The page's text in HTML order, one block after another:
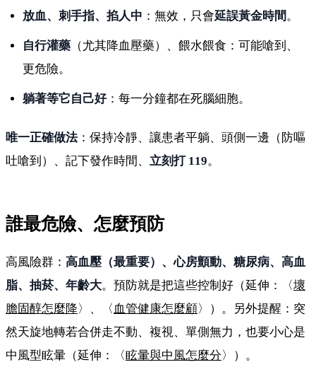
放血、刺手指、掐人中 ：無效，只會延誤黃金時間。
自行灌藥 （尤其降血壓藥）、餵水餵食：可能嗆到、
更危險。
躺著等它自己好：每一分鐘都在死腦細胞。
唯一正確做法：保持冷靜、讓患者平躺、頭側一邊（防嘔
吐嗆到）、記下發作時間、 立刻打 119。
誰最危險、怎麼預防
高風險群： 高血壓（最重要）、心房顫動、糖尿病、高血
脂、抽菸、年齡大。預防就是把這些控制好（延伸：〈壞
膽固醇怎麼降 〉、〈 血管健康怎麼顧 〉）。另外提醒：突
然天旋地轉若合併走不動、複視、單側無力，也要小心是
中風型眩暈（延伸：〈眩暈與中風怎麼分 〉）。